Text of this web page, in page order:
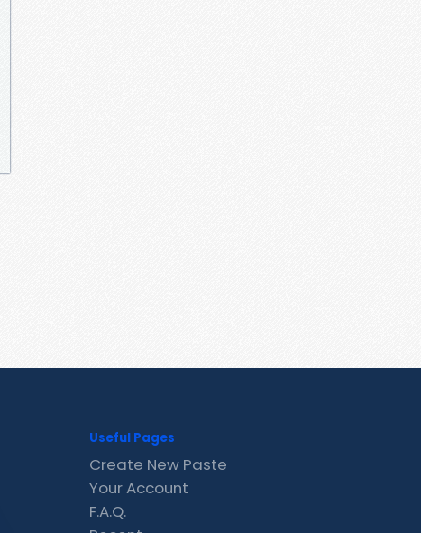
Useful Pages
Create New Paste
Your Account
F.A.Q.